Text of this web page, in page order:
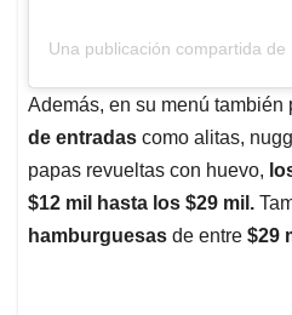
Una publicación compartida
Además, en su menú también
de entradas como alitas,
papas revueltas con huevo,
$12 mil hasta los $29 mil.
hamburguesas de entre $29